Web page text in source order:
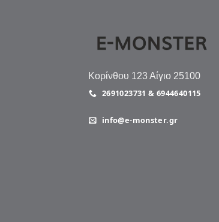
Κορίνθου 123 Αίγιο 25100
2691023731 & 6944640115
info@e-monster.gr